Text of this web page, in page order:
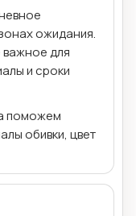
ожидания.
важное для
и сроки
поможем
обивки, цвет